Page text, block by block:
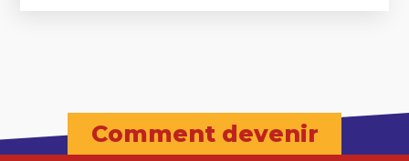
Comment devenir